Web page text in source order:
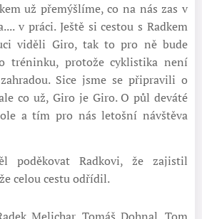
už přemýšlíme, co na nás zas v
v práci. Ještě si cestou s Radkem
viděli Giro, tak to pro ně bude
tréninku, protože cyklistika není
Sice jsme se připravili o
co už, Giro je Giro. O půl deváté
a tím pro nás letošní návštěva
poděkovat Radkovi, že zajistil
celou cestu odřídil.